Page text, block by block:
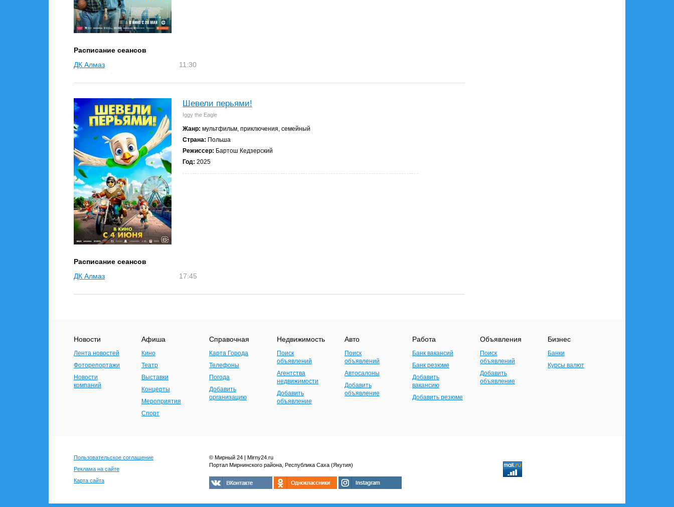
Расписание сеансов
ДК Алмаз
11:30
Шевели перьями!
Iggy the Eagle
Жанр: мультфильм, приключения, семейный
Страна: Польша
Режиссер: Бартош Кедзерский
Год: 2025
Расписание сеансов
ДК Алмаз
17:45
Новости
Лента новостей
Фоторепортажи
Новости
компаний
Афиша
Кино
Театр
Выставки
Концерты
Мероприятия
Спорт
Справочная
Карта Города
Телефоны
Погода
Добавить
организацию
Недвижимость
Поиск
объявлений
Агентства
недвижимости
Добавить
объявление
Авто
Поиск
объявлений
Автосалоны
Добавить
объявление
Работа
Банк вакансий
Банк резюме
Добавить
вакансию
Добавить резюме
Объявления
Поиск
объявлений
Добавить
объявление
Бизнес
Банки
Курсы валют
Пользовательское соглашение
Реклама на сайте
Карта сайта
© Мирный 24 | Mirny24.ru
Портал Мирнинского района, Республика Саха (Якутия)